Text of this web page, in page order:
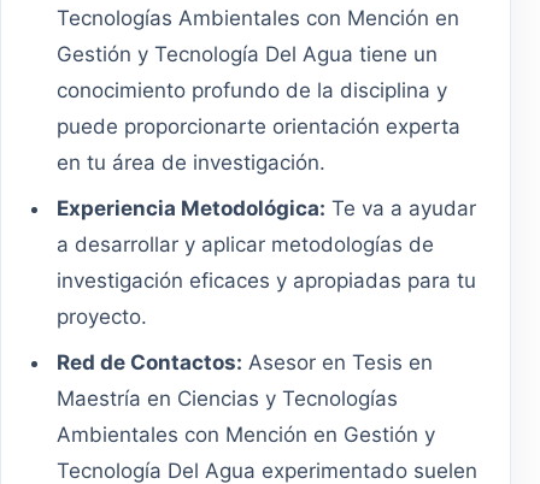
Tecnologías Ambientales con Mención en
Gestión y Tecnología Del Agua tiene un
conocimiento profundo de la disciplina y
puede proporcionarte orientación experta
en tu área de investigación.
Experiencia Metodológica: Te va a ayudar
a desarrollar y aplicar metodologías de
investigación eficaces y apropiadas para tu
proyecto.
Red de Contactos: Asesor en Tesis en
Maestría en Ciencias y Tecnologías
Ambientales con Mención en Gestión y
Tecnología Del Agua experimentado suelen